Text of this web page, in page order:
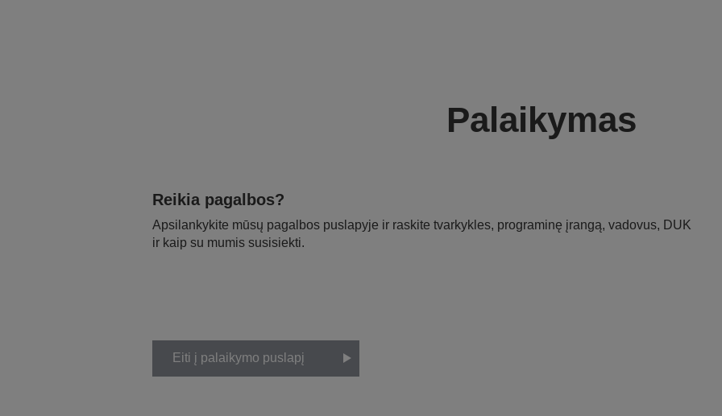
Palaikymas
Reikia pagalbos?
Apsilankykite mūsų pagalbos puslapyje ir raskite tvarkykles, programinę įrangą, vadovus, DUK
ir kaip su mumis susisiekti.
Eiti į palaikymo puslapį